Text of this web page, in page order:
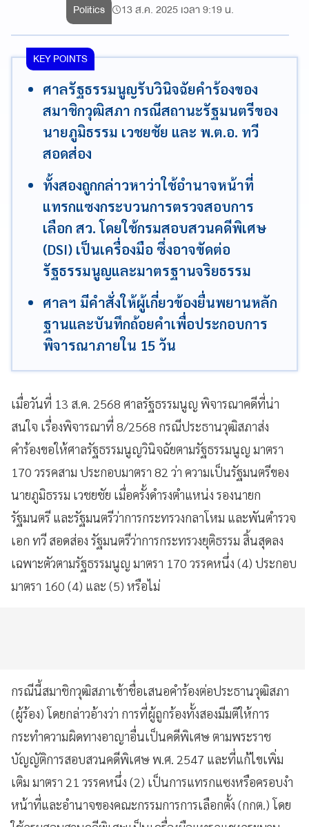
Politics 13 ส.ค. 2025 เวลา 9:19 น.
KEY POINTS
ศาลรัฐธรรมนูญรับวินิจฉัยคำร้องของ
สมาชิกวุฒิสภา กรณีสถานะรัฐมนตรีของ
นายภูมิธรรม เวชยชัย และ พ.ต.อ. ทวี
สอดส่อง
ทั้งสองถูกกล่าวหาว่าใช้อำนาจหน้าที่
แทรกแซงกระบวนการตรวจสอบการ
เลือก สว. โดยใช้กรมสอบสวนคดีพิเศษ
(DSI) เป็นเครื่องมือ ซึ่งอาจขัดต่อ
รัฐธรรมนูญและมาตรฐานจริยธรรม
ศาลฯ มีคำสั่งให้ผู้เกี่ยวข้องยื่นพยานหลัก
ฐานและบันทึกถ้อยคำเพื่อประกอบการ
พิจารณาภายใน 15 วัน
เมื่อวันที่ 13 ส.ค. 2568 ศาลรัฐธรรมนูญ พิจารณาคดีที่น่า
สนใจ เรื่องพิจารณาที่ 8/2568 กรณีประธานวุฒิสภาส่ง
คำร้องขอให้ศาลรัฐธรรมนูญวินิจฉัยตามรัฐธรรมนูญ มาตรา
170 วรรคสาม ประกอบมาตรา 82 ว่า ความเป็นรัฐมนตรีของ
นายภูมิธรรม เวชยชัย เมื่อครั้งดำรงตำแหน่ง รองนายก
รัฐมนตรี และรัฐมนตรีว่าการกระทรวงกลาโหม และพันตำรวจ
เอก ทวี สอดส่อง รัฐมนตรีว่าการกระทรวงยุติธรรม สิ้นสุดลง
เฉพาะตัวตามรัฐธรรมนูญ มาตรา 170 วรรคหนึ่ง (4) ประกอบ
มาตรา 160 (4) และ (5) หรือไม่
กรณีนี้สมาชิกวุฒิสภาเข้าชื่อเสนอคำร้องต่อประธานวุฒิสภา
(ผู้ร้อง) โดยกล่าวอ้างว่า การที่ผู้ถูกร้องทั้งสองมีมติให้การ
กระทำความผิดทางอาญาอื่นเป็นคดีพิเศษ ตามพระราช
บัญญัติการสอบสวนคดีพิเศษ พ.ศ. 2547 และที่แก้ไขเพิ่ม
เติม มาตรา 21 วรรคหนึ่ง (2) เป็นการแทรกแซงหรือครอบงำ
หน้าที่และอำนาจของคณะกรรมการการเลือกตั้ง (กกต.) โดย